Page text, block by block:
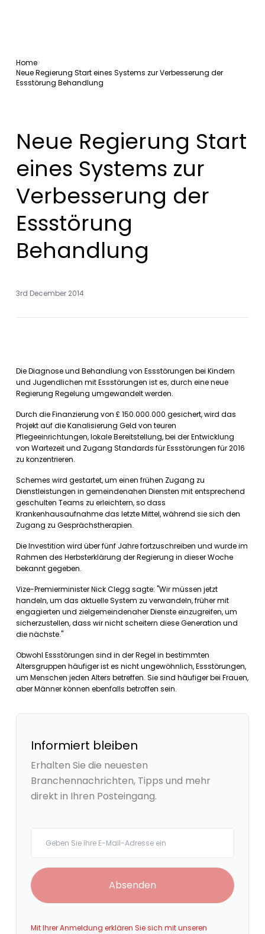
Home
Neue Regierung Start eines Systems zur Verbesserung der
Essstörung Behandlung
Neue Regierung Start
eines Systems zur
Verbesserung der
Essstörung
Behandlung
3rd December 2014
Die Diagnose und Behandlung von Essstörungen bei Kindern
und Jugendlichen mit Essstörungen ist es, durch eine neue
Regierung Regelung umgewandelt werden.
Durch die Finanzierung von £ 150.000.000 gesichert, wird das
Projekt auf die Kanalisierung Geld von teuren
Pflegeeinrichtungen, lokale Bereitstellung, bei der Entwicklung
von Wartezeit und Zugang Standards für Essstörungen für 2016
zu konzentrieren.
Schemes wird gestartet, um einen frühen Zugang zu
Dienstleistungen in gemeindenahen Diensten mit entsprechend
geschulten Teams zu erleichtern, so dass
Krankenhausaufnahme das letzte Mittel, während sie sich den
Zugang zu Gesprächstherapien.
Die Investition wird über fünf Jahre fortzuschreiben und wurde im
Rahmen des Herbsterklärung der Regierung in dieser Woche
bekannt gegeben.
Vize-Premierminister Nick Clegg sagte: "Wir müssen jetzt
handeln, um das aktuelle System zu verwandeln, früher mit
engagierten und zielgemeindenaher Dienste einzugreifen, um
sicherzustellen, dass wir nicht scheitern diese Generation und
die nächste."
Obwohl Essstörungen sind in der Regel in bestimmten
Altersgruppen häufiger ist es nicht ungewöhnlich, Essstörungen,
um Menschen jeden Alters betreffen. Sie sind häufiger bei Frauen,
aber Männer können ebenfalls betroffen sein.
Informiert bleiben
Erhalten Sie die neuesten
Branchennachrichten, Tipps und mehr
direkt in Ihren Posteingang.
Absenden
Mit Ihrer Anmeldung erklären Sie sich mit unseren